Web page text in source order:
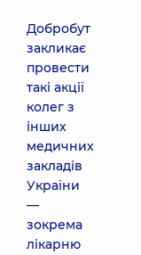
Добробут
закликає
провести
такі акції
колег з
інших
медичних
закладів
України
—
зокрема
лікарню